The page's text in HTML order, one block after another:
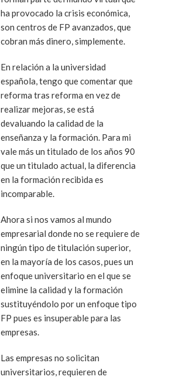
ha provocado la crisis económica,
son centros de FP avanzados, que
cobran más dinero, simplemente.
En relación a la universidad
española, tengo que comentar que
reforma tras reforma en vez de
realizar mejoras, se está
devaluando la calidad de la
enseñanza y la formación. Para mi
vale más un titulado de los años 90
que un titulado actual, la diferencia
en la formación recibida es
incomparable.
Ahora si nos vamos al mundo
empresarial donde no se requiere de
ningún tipo de titulación superior,
en la mayoría de los casos, pues un
enfoque universitario en el que se
elimine la calidad y la formación
sustituyéndolo por un enfoque tipo
FP pues es insuperable para las
empresas.
Las empresas no solicitan
universitarios, requieren de